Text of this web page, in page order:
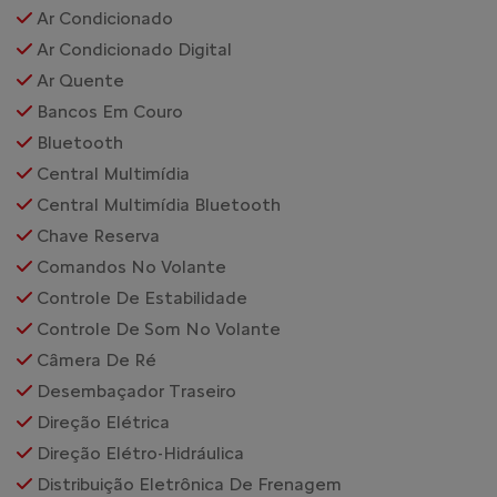
Ar Condicionado
Ar Condicionado Digital
Ar Quente
Bancos Em Couro
Bluetooth
Central Multimídia
Central Multimídia Bluetooth
Chave Reserva
Comandos No Volante
Controle De Estabilidade
Controle De Som No Volante
Câmera De Ré
Desembaçador Traseiro
Direção Elétrica
Direção Elétro-Hidráulica
Distribuição Eletrônica De Frenagem